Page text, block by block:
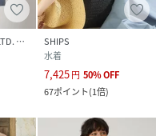
UNITED ARROWS LTD. OUTLET
SHIPS
水着
7,425円 50%OFF
67ポイント(1倍)